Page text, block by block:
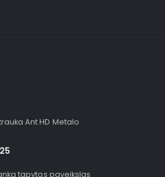
Ant HD Metalo
tapytas paveikslas